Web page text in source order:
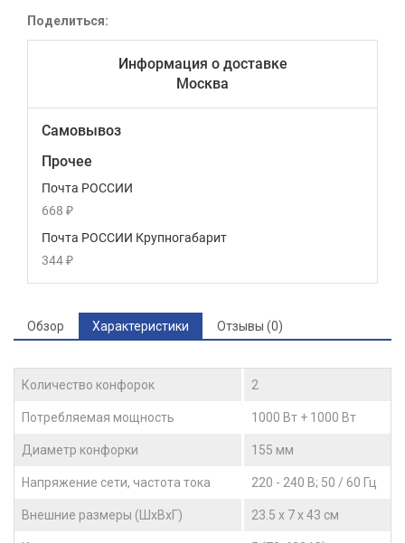
Поделиться:
Информация о доставке
Москва
Самовывоз
Прочее
Почта РОССИИ
668 ₽
Почта РОССИИ Крупногабарит
344 ₽
Обзор Характеристики Отзывы (0)
Количество конфорок 2
Потребляемая мощность 1000 Вт + 1000 Вт
Диаметр конфорки 155 мм
Напряжение сети, частота тока 220 - 240 В; 50 / 60 Гц
Внешние размеры (ШхВхГ) 23.5 x 7 x 43 см